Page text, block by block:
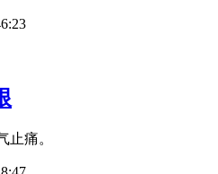
止痛。